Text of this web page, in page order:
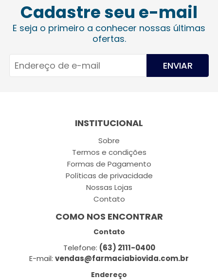
Cadastre seu e-mail
E seja o primeiro a conhecer nossas últimas
ofertas.
ENVIAR
INSTITUCIONAL
Sobre
Termos e condições
Formas de Pagamento
Políticas de privacidade
Nossas Lojas
Contato
COMO NOS ENCONTRAR
Contato
Telefone: (63) 2111-0400
E-mail: vendas@farmaciabiovida.com.br
Endereço